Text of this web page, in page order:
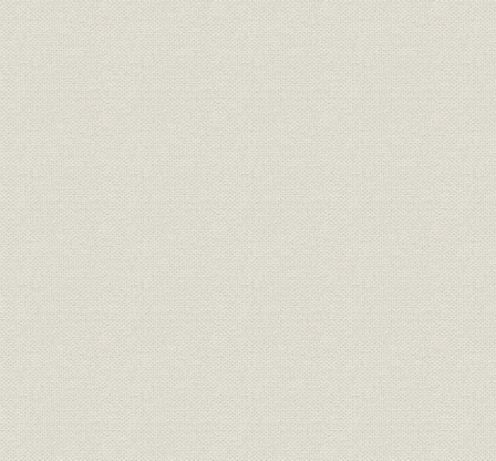
設備
事業の拡大・発展と戦時下の経
営 1917●大正6年→昭和20年
●1945
昭和6年
(1945年)